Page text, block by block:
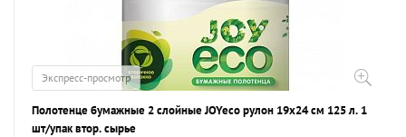
Экспресс-просмотр
Полотенце бумажные 2 слойные JOYeco рулон 19х24 см 125 л. 1
шт/упак втор. сырье